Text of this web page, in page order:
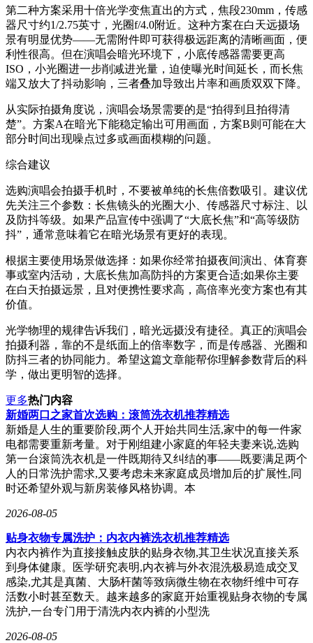
第二种方案采用十倍光学变焦直出的方式，焦段230mm，传感
器尺寸约1/2.75英寸，光圈f/4.0附近。这种方案在白天远摄场
景有明显优势——无需附件即可获得极远距离的清晰画面，便
利性很高。但在演唱会暗光环境下，小底传感器需要更高
ISO，小光圈进一步削减进光量，迫使曝光时间延长，而长焦
端又放大了抖动影响，三者叠加导致出片率和画质双双下降。
从实际拍摄角度说，演唱会场景需要的是“拍得到且拍得清
楚”。方案A在暗光下能稳定输出可用画面，方案B则可能在大
部分时间出现噪点过多或画面模糊的问题。
综合建议
选购演唱会拍摄手机时，不要被单纯的长焦倍数吸引。建议优
先关注三个参数：长焦镜头的光圈大小、传感器尺寸标注、以
及防抖等级。如果产品宣传中强调了“大底长焦”和“高等级防
抖”，通常意味着它在暗光场景有更好的表现。
根据主要使用场景做选择：如果你经常拍摄夜间演出、体育赛
事或室内活动，大底长焦加高防抖的方案更合适;如果你主要
在白天拍摄远景，且对便携性要求高，高倍率光变方案也有其
价值。
光学物理的规律告诉我们，暗光远摄没有捷径。真正的演唱会
拍摄利器，靠的不是纸面上的倍率数字，而是传感器、光圈和
防抖三者的协同能力。希望这篇文章能帮你理解参数背后的科
学，做出更明智的选择。
更多热门内容
​新婚两口之家首次选购：滚筒洗衣机推荐精选
新婚是人生的重要阶段,两个人开始共同生活,家中的每一件家
电都需要重新考量。对于刚组建小家庭的年轻夫妻来说,选购
第一台滚筒洗衣机是一件既期待又纠结的事——既要满足两个
人的日常洗护需求,又要考虑未来家庭成员增加后的扩展性,同
时还希望外观与新房装修风格协调。本
2026-08-05
贴身衣物专属洗护：内衣内裤洗衣机推荐精选
内衣内裤作为直接接触皮肤的贴身衣物,其卫生状况直接关系
到身体健康。医学研究表明,内衣裤与外衣混洗极易造成交叉
感染,尤其是真菌、大肠杆菌等致病微生物在衣物纤维中可存
活数小时甚至数天。越来越多的家庭开始重视贴身衣物的专属
洗护,一台专门用于清洗内衣内裤的小型洗
2026-08-05